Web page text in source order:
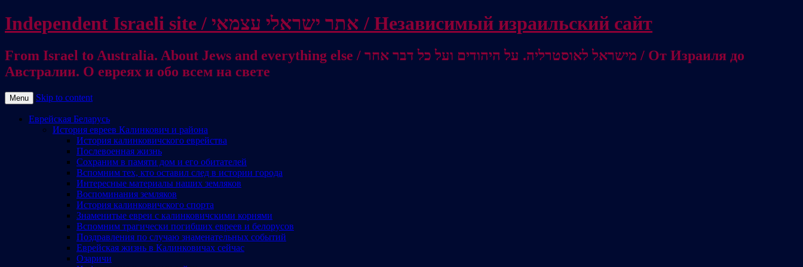
Independent Israeli site / אתר ישראלי עצמאי / Независимый израильский сайт
From Israel to Australia. About Jews and everything else / מישראל לאוסטרליה. על היהודים ועל כל דבר אחר / От Израиля до
Австралии. О евреях и обо всем на свете
Menu Skip to content
Еврейская Беларусь
История евреев Калинкович и района
История калинковичского еврейства
Послевоенная жизнь
Сохраним в памяти дом и его обитателей
Вспомним тех, кто оставил след в истории города
Интересные материалы наших земляков
Воспоминания земляков
История калинковичского спорта
Знаменитые евреи с калинковичскими корнями
Вспомним трагически погибших евреев и белорусов
Поздравления по случаю знаменательных событий
Еврейская жизнь в Калинковичах сейчас
Озаричи